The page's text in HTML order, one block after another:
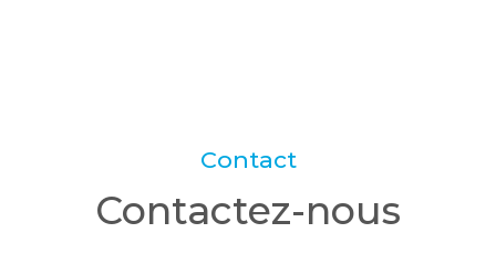
Contact
Contactez-nous